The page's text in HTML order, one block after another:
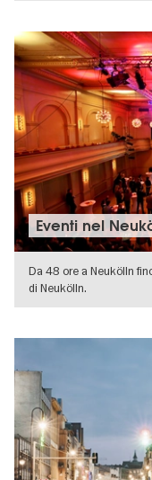
Eventi nel
Da 48 ore a Neukölln
di Neukölln.